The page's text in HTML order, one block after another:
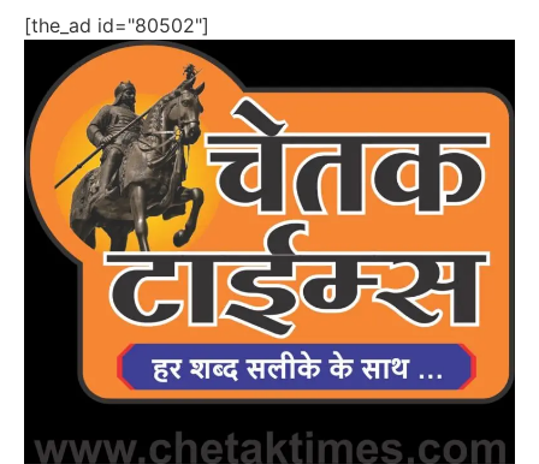
[the_ad id="80502"]